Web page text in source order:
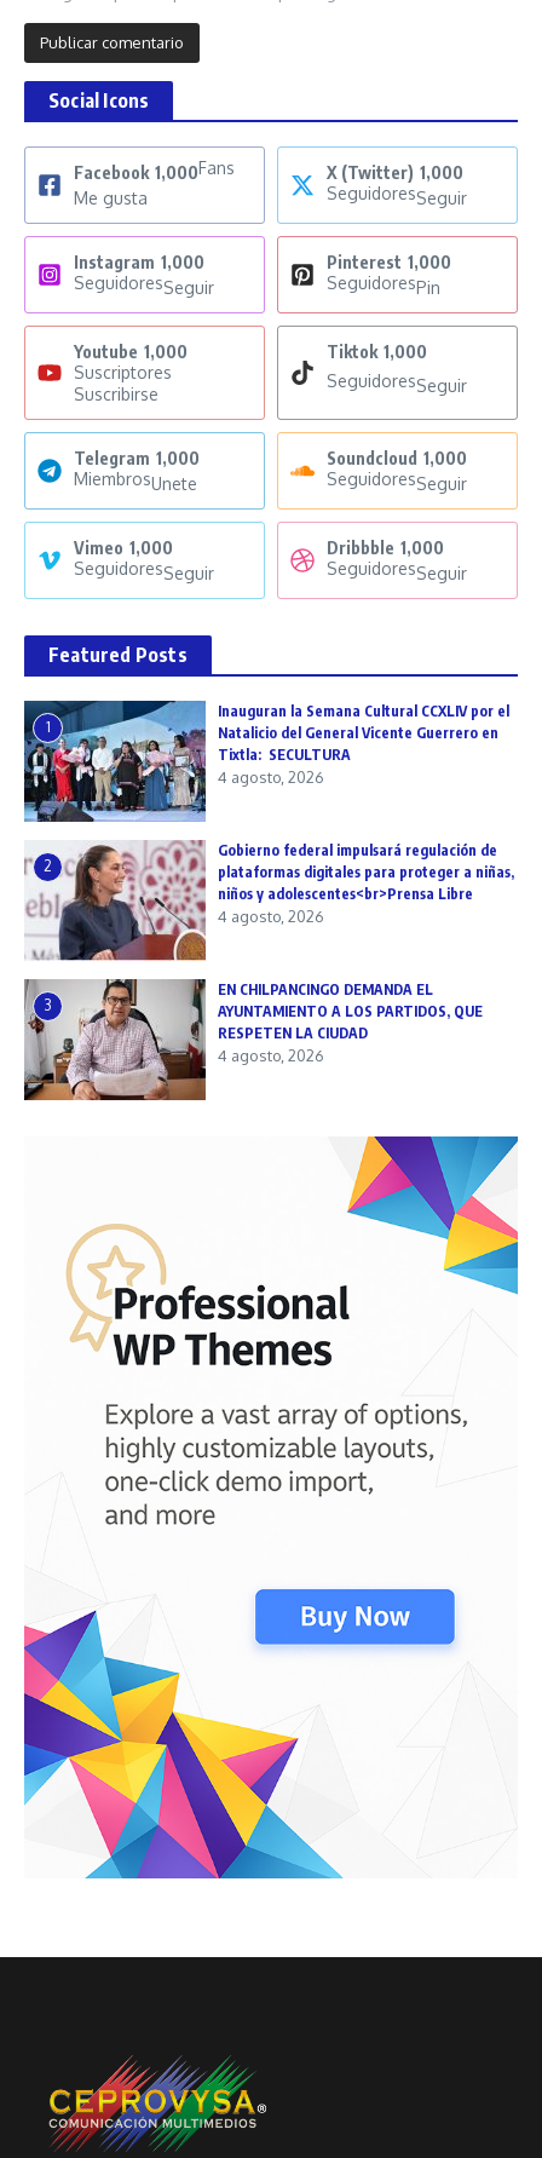
Social Icons
Facebook 1,000Fans
Me gusta
X (Twitter) 1,000
SeguidoresSeguir
Instagram 1,000
SeguidoresSeguir
Pinterest 1,000
SeguidoresPin
Youtube 1,000
Suscriptores
Suscribirse
Tiktok 1,000
SeguidoresSeguir
Telegram 1,000
MiembrosUnete
Soundcloud 1,000
SeguidoresSeguir
Vimeo 1,000
SeguidoresSeguir
Dribbble 1,000
SeguidoresSeguir
Featured Posts
1
Inauguran la Semana Cultural CCXLIV por el
Natalicio del General Vicente Guerrero en
Tixtla: SECULTURA
4 agosto, 2026
2
Gobierno federal impulsará regulación de
plataformas digitales para proteger a niñas,
niños y adolescentes<br>Prensa Libre
4 agosto, 2026
3
EN CHILPANCINGO DEMANDA EL
AYUNTAMIENTO A LOS PARTIDOS, QUE
RESPETEN LA CIUDAD
4 agosto, 2026